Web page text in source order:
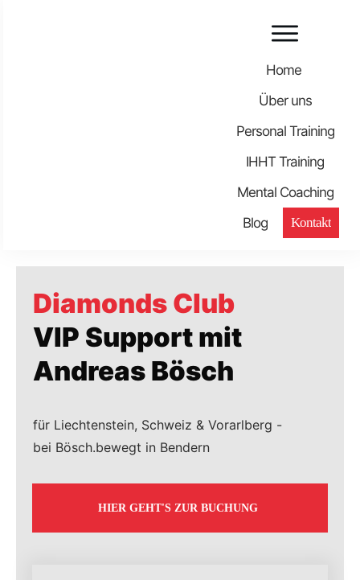
Home
Über uns
Personal Training
IHHT Training
Mental Coaching
Blog
Kontakt
Diamonds Club
VIP Support mit
Andreas Bösch
für Liechtenstein, Schweiz & Vorarlberg -
bei Bösch.bewegt in Bendern
HIER GEHT'S ZUR BUCHUNG